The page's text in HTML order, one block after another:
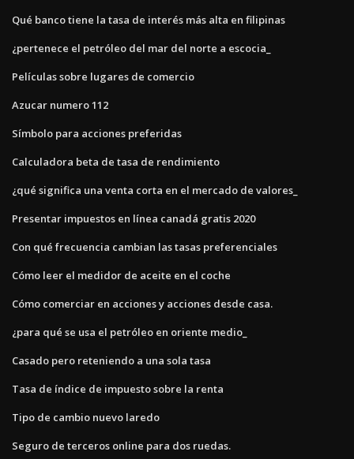
Qué banco tiene la tasa de interés más alta en filipinas
¿pertenece el petróleo del mar del norte a escocia_
Películas sobre lugares de comercio
Azucar numero 112
Símbolo para acciones preferidas
Calculadora beta de tasa de rendimiento
¿qué significa una venta corta en el mercado de valores_
Presentar impuestos en línea canadá gratis 2020
Con qué frecuencia cambian las tasas preferenciales
Cómo leer el medidor de aceite en el coche
Cómo comerciar en acciones y acciones desde casa.
¿para qué se usa el petróleo en oriente medio_
Casado pero reteniendo a una sola tasa
Tasa de índice de impuesto sobre la renta
Tipo de cambio nuevo laredo
Seguro de terceros online para dos ruedas.